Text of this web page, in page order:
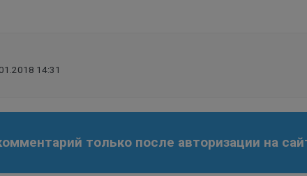
14:31
только после авторизации на